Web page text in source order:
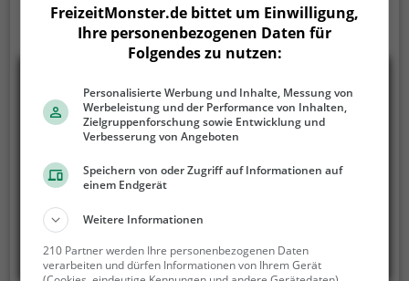
FreizeitMonster.de bittet um Einwilligung,
Ihre personenbezogenen Daten für
Folgendes zu nutzen:
Personalisierte Werbung und Inhalte, Messung von
Werbeleistung und der Performance von Inhalten,
Zielgruppenforschung sowie Entwicklung und
Verbesserung von Angeboten
Speichern von oder Zugriff auf Informationen auf
einem Endgerät
Weitere Informationen
210 Partner werden Ihre personenbezogenen Daten
verarbeiten und dürfen Informationen von Ihrem Gerät